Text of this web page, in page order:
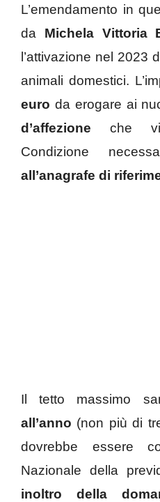
L’emendamento in
da Michela Vittoria
l’attivazione nel 2023
animali domestici.
euro da erogare ai
d’affezione che
Condizione
all’anagrafe di
Il tetto massimo
all’anno (non più di
dovrebbe essere
Nazionale della
inoltro della